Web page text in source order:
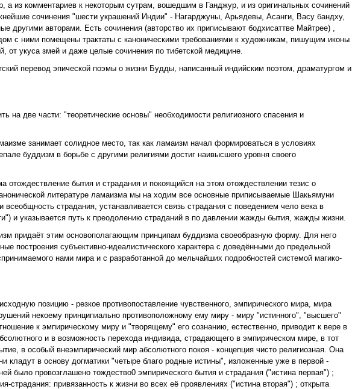
а из комментариев к некоторым сутрам, вошедшим в Ганджур, и из оригинальных сочинений
сочинения "шести украшений Индии" - Нагарджуны, Арьядевы, Асанги, Васу бандху,
другими авторами. Есть сочинения (авторство их приписывают бодхисаттве Майтрее) ,
с ними помещены трактаты с каноническими требованиями к художникам, пишущим иконы
от укуса змей и даже целые сочинения по тибетской медицине.
перевод эпической поэмы о жизни Будды, написанный индийским поэтом, драматургом и
на две части: "теоретические основы" необходимости религиозного спасения и
занимает солидное место, так как ламаизм начал формироваться в условиях
буддизм в борьбе с другими религиями достиг наивысшего уровня своего
бытия и страдания и покоящийся на этом отождествлении тезис о
литературе ламаизма мы на ходим все основные приписываемые Шакьямуни
страдания, устанавливается связь страдания с поведением чело века в
и указывается путь к преодолению страданий в по давлении жажды бытия, жажды жизни.
придаёт этим основополагающим принципам буддизма своеобразную форму. Для него
построения субъективно-идеалистического характера с доведёнными до предельной
нами мира и с разработанной до мельчайших подробностей системой магико-
позицию - резкое противопоставление чувственного, эмпирического мира, мира
некоему принципиально противоположному ему миру - миру "истинного", "высшего"
к эмпирическому миру и "творящему" его сознанию, естественно, приводит к вере в
и в возможность перехода индивида, страдающего в эмпирическом мире, в тот
в особый внеэмпирический мир абсолютного покоя - концепция чисто религиозная. Она
в основу догматики "четыре благо родные истины", изложенные уже в первой -
было провозглашено тождество0 эмпирического бытия и страдания ("истина первая") ;
страдания: привязанность к жизни во всех её проявлениях ("истина вторая") ; открыта